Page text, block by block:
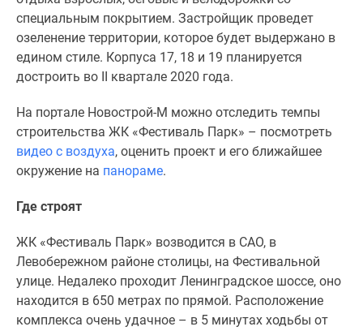
поселки
водоема
Коттеджные
ипотеку
Бизнес-
центры
Скидки
акции
Макс
специальным покрытием. Застройщик проведет
озеленение территории, которое будет выдержано в
едином стиле. Корпуса 17, 18 и 19 планируется
достроить во II квартале 2020 года.
На портале Новострой-М можно отследить темпы
строительства ЖК «Фестиваль Парк» – посмотреть
видео с воздуха, оценить проект и его ближайшее
окружение на панораме.
Где строят
ЖК «Фестиваль Парк» возводится в САО, в
Левобережном районе столицы, на Фестивальной
улице. Недалеко проходит Ленинградское шоссе, оно
находится в 650 метрах по прямой. Расположение
комплекса очень удачное – в 5 минутах ходьбы от